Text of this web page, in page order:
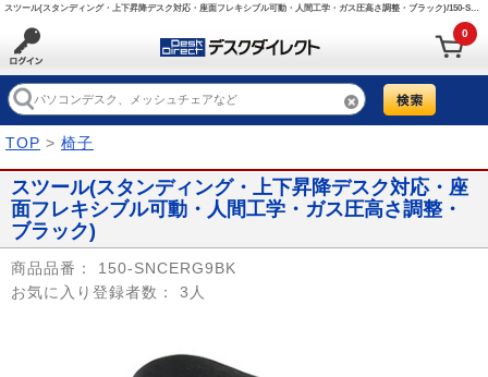
スツール(スタンディング・上下昇降デスク対応・座面フレキシブル可動・人間工学・ガス圧高さ調整・ブラック)/150-SNCERG9BK【デスクダイレクト】
0
TOP > 椅子
スツール(スタンディング・上下昇降デスク対応・座
面フレキシブル可動・人間工学・ガス圧高さ調整・
ブラック)
商品品番：
150-SNCERG9BK
お気に入り登録者数：
3人